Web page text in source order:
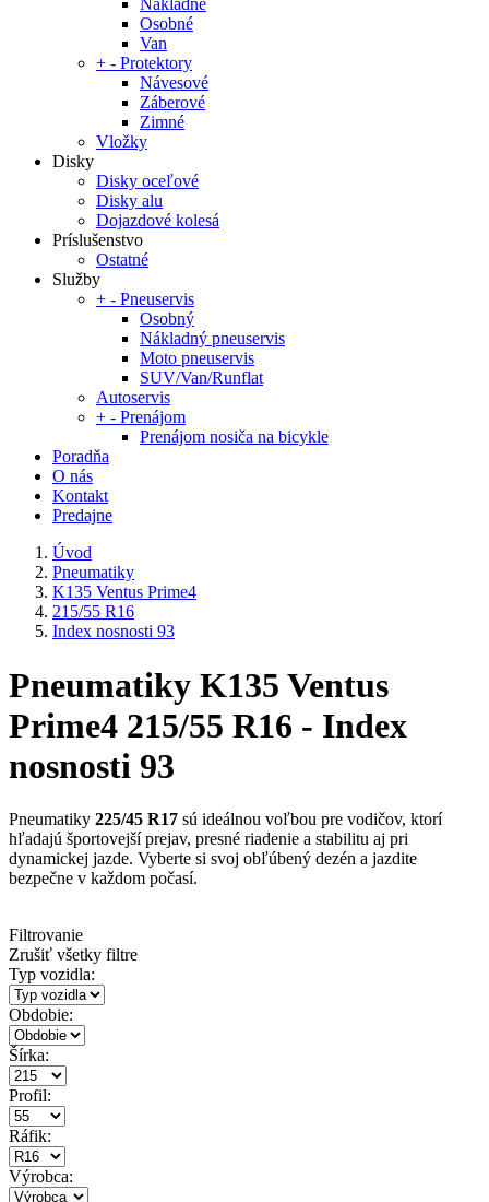
Nákladné
Osobné
Van
+ - Protektory
Návesové
Záberové
Zimné
Vložky
Disky
Disky oceľové
Disky alu
Dojazdové kolesá
Príslušenstvo
Ostatné
Služby
+ - Pneuservis
Osobný
Nákladný pneuservis
Moto pneuservis
SUV/Van/Runflat
Autoservis
+ - Prenájom
Prenájom nosiča na bicykle
Poradňa
O nás
Kontakt
Predajne
Úvod
Pneumatiky
K135 Ventus Prime4
215/55 R16
Index nosnosti 93
Pneumatiky K135 Ventus
Prime4 215/55 R16 - Index
nosnosti 93
Pneumatiky 225/45 R17 sú ideálnou voľbou pre vodičov, ktorí
hľadajú športovejší prejav, presné riadenie a stabilitu aj pri
dynamickej jazde. Vyberte si svoj obľúbený dezén a jazdite
bezpečne v každom počasí.
Filtrovanie
Zrušiť všetky filtre
Typ vozidla:
Obdobie:
Šírka:
Profil:
Ráfik:
Výrobca: